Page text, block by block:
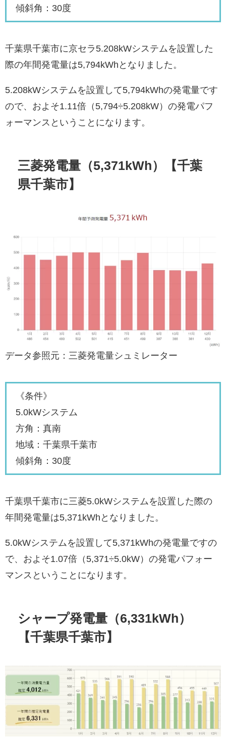
傾斜角：30度
千葉県千葉市に京セラ5.208kWシステムを設置した
際の年間発電量は5,794kWhとなりました。
5.208kWシステムを設置して5,794kWhの発電量です
ので、およそ1.11倍（5,794÷5.208kW）の発電パフ
ォーマンスということになります。
三菱発電量（5,371kWh）【千葉
県千葉市】
データ参照元：三菱発電量シュミレーター
《条件》
5.0kWシステム
方角：真南
地域：千葉県千葉市
傾斜角：30度
千葉県千葉市に三菱5.0kWシステムを設置した際の
年間発電量は5,371kWhとなりました。
5.0kWシステムを設置して5,371kWhの発電量ですの
で、およそ1.07倍（5,371÷5.0kW）の発電パフォー
マンスということになります。
シャープ発電量（6,331kWh）
【千葉県千葉市】